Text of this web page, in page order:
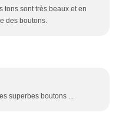
tons sont très beaux et en
des boutons.
superbes boutons ...